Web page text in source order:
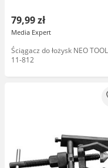
79,99 zł
Media Expert
Ściągacz do łożysk NEO
11-812